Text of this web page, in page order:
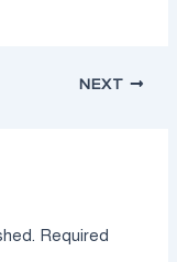
NEXT
Required